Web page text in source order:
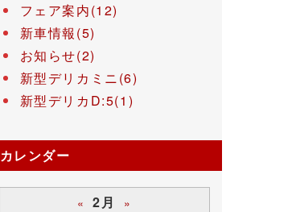
フェア案内(12)
新車情報(5)
お知らせ(2)
新型デリカミニ(6)
新型デリカD:5(1)
カレンダー
« 2月
»